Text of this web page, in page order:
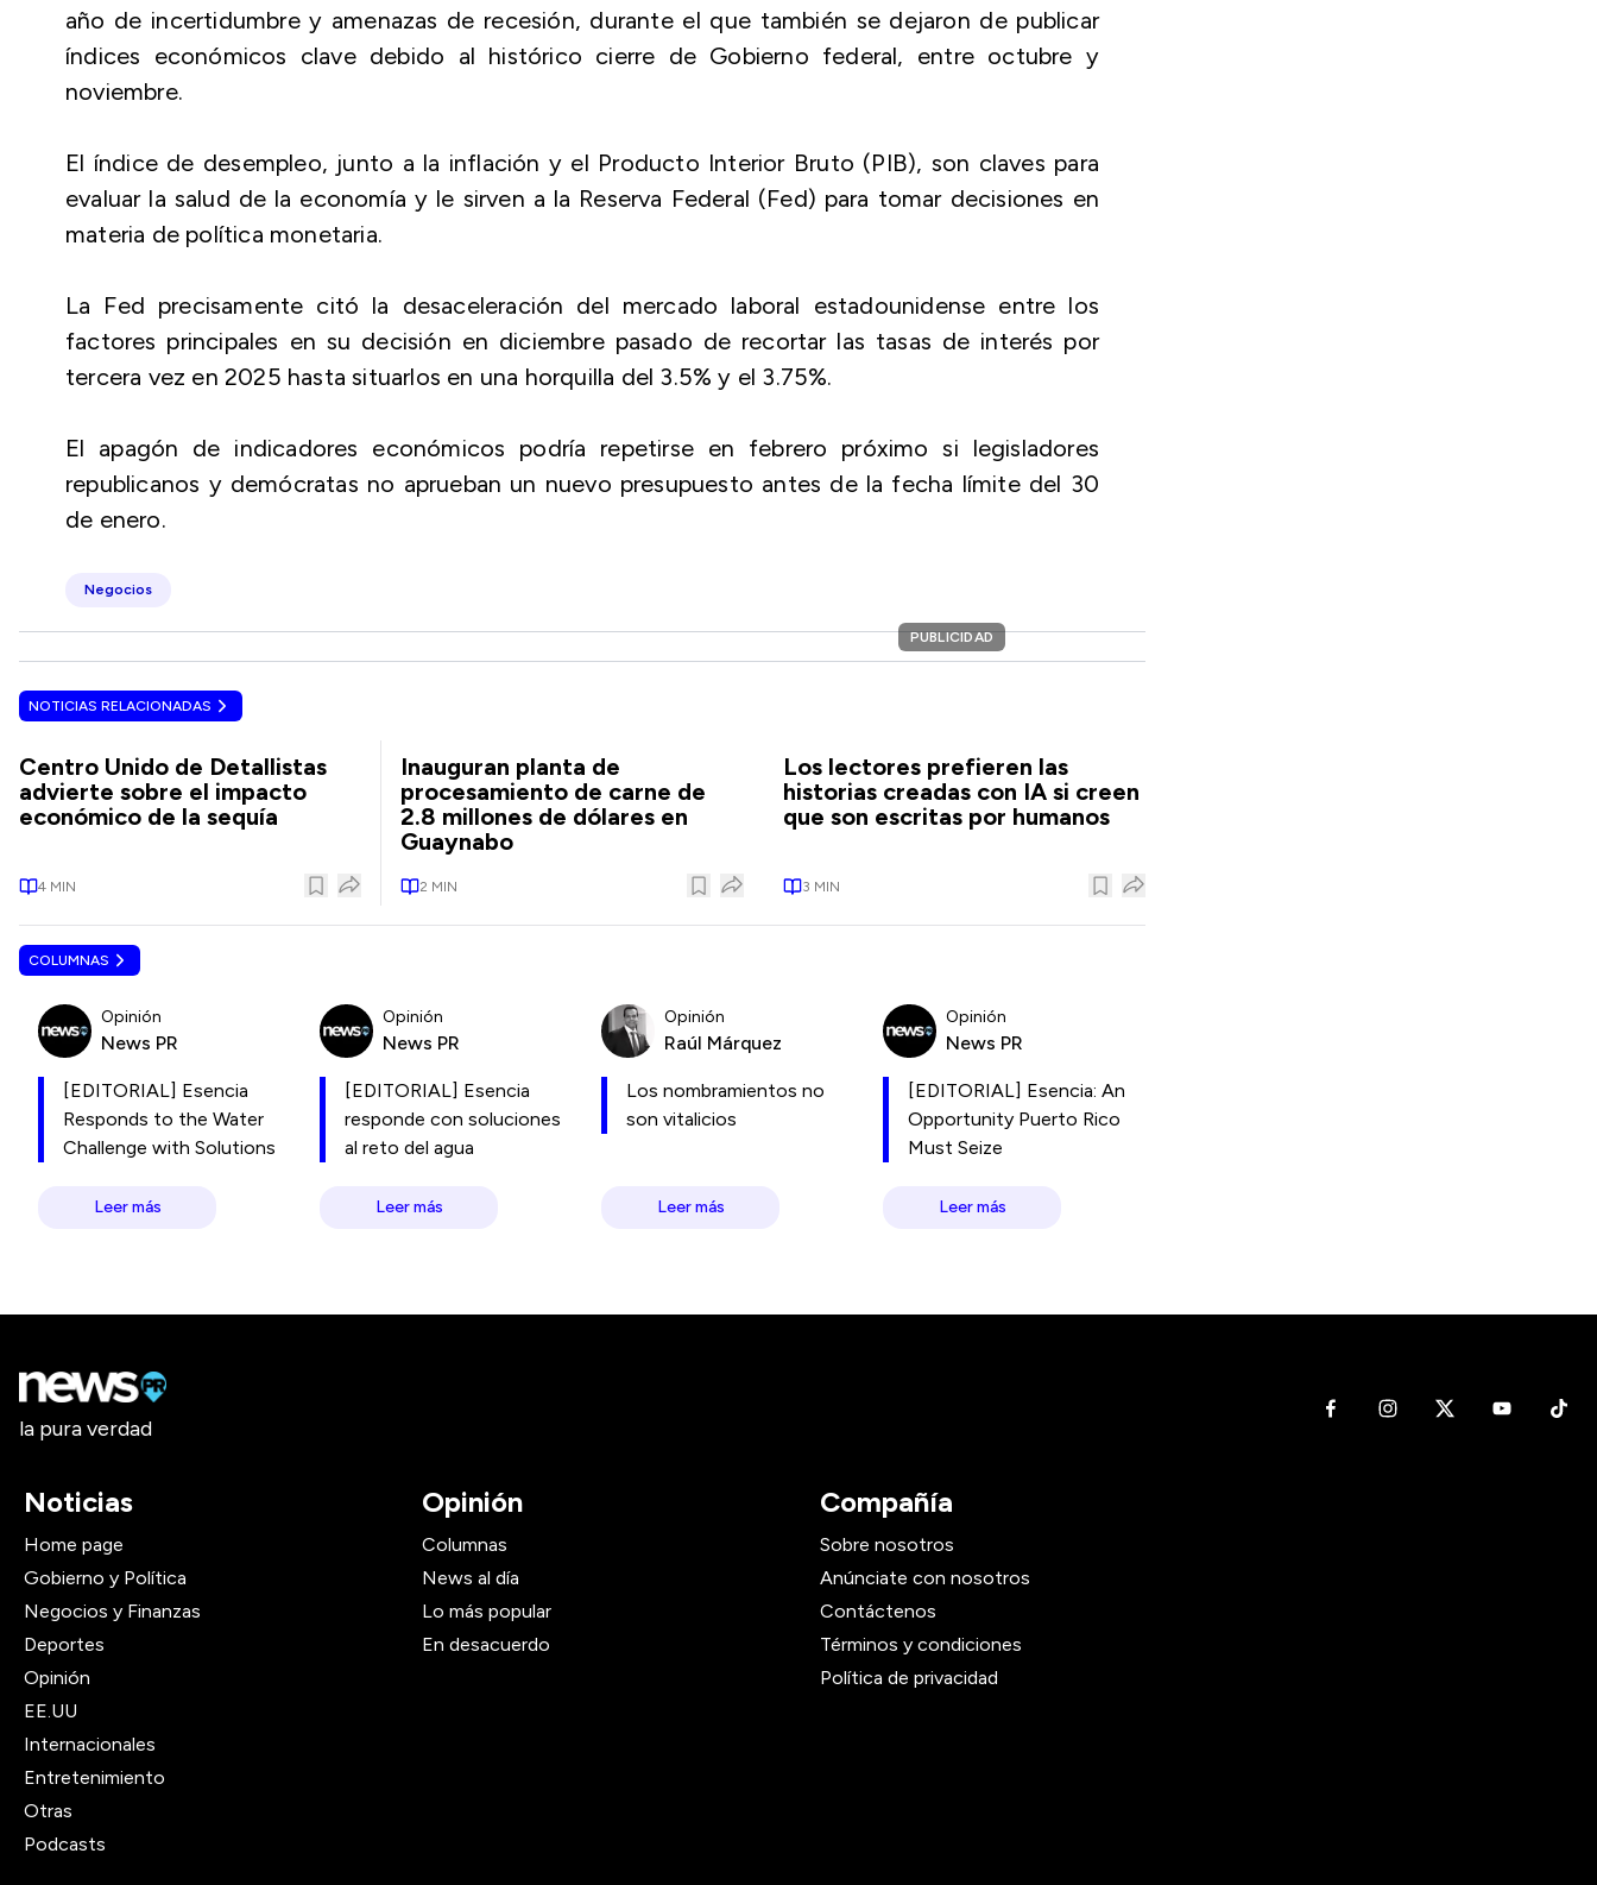
año de incertidumbre y amenazas de recesión, durante el que también se dejaron de publicar
índices económicos clave debido al histórico cierre de Gobierno federal, entre octubre y
noviembre.
El índice de desempleo, junto a la inflación y el Producto Interior Bruto (PIB), son claves para
evaluar la salud de la economía y le sirven a la Reserva Federal (Fed) para tomar decisiones en
materia de política monetaria.
La Fed precisamente citó la desaceleración del mercado laboral estadounidense entre los
factores principales en su decisión en diciembre pasado de recortar las tasas de interés por
tercera vez en 2025 hasta situarlos en una horquilla del 3.5% y el 3.75%.
El apagón de indicadores económicos podría repetirse en febrero próximo si legisladores
republicanos y demócratas no aprueban un nuevo presupuesto antes de la fecha límite del 30
de enero.
Negocios
PUBLICIDAD
NOTICIAS RELACIONADAS
Centro Unido de Detallistas
advierte sobre el impacto
económico de la sequía
4 MIN
Inauguran planta de
procesamiento de carne de
2.8 millones de dólares en
Guaynabo
2 MIN
Los lectores prefieren las
historias creadas con IA si creen
que son escritas por humanos
3 MIN
COLUMNAS
Opinión
News PR
[EDITORIAL] Esencia
Responds to the Water
Challenge with Solutions
Leer más
Opinión
News PR
[EDITORIAL] Esencia
responde con soluciones
al reto del agua
Leer más
Opinión
Raúl Márquez
Los nombramientos no
son vitalicios
Leer más
Opinión
News PR
[EDITORIAL] Esencia: An
Opportunity Puerto Rico
Must Seize
Leer más
la pura verdad
Noticias
Home page
Gobierno y Política
Negocios y Finanzas
Deportes
Opinión
EE.UU
Internacionales
Entretenimiento
Otras
Podcasts
Opinión
Columnas
News al día
Lo más popular
En desacuerdo
Compañía
Sobre nosotros
Anúnciate con nosotros
Contáctenos
Términos y condiciones
Política de privacidad